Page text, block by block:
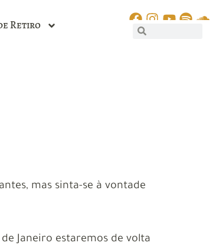
Retiro
mas sinta-se à vontade
Janeiro estaremos de volta